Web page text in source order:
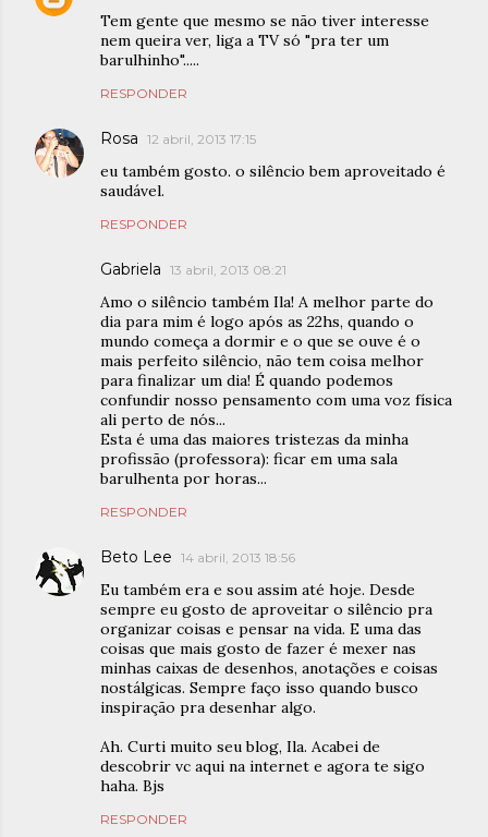
Tem gente que mesmo se não tiver interesse
nem queira ver, liga a TV só "pra ter um
barulhinho".....
RESPONDER
Rosa 12 abril, 2013 17:15
eu também gosto. o silêncio bem aproveitado é
saudável.
RESPONDER
Gabriela 13 abril, 2013 08:21
Amo o silêncio também Ila! A melhor parte do
dia para mim é logo após as 22hs, quando o
mundo começa a dormir e o que se ouve é o
mais perfeito silêncio, não tem coisa melhor
para finalizar um dia! É quando podemos
confundir nosso pensamento com uma voz física
ali perto de nós...
Esta é uma das maiores tristezas da minha
profissão (professora): ficar em uma sala
barulhenta por horas...
RESPONDER
Beto Lee 14 abril, 2013 18:56
Eu também era e sou assim até hoje. Desde
sempre eu gosto de aproveitar o silêncio pra
organizar coisas e pensar na vida. E uma das
coisas que mais gosto de fazer é mexer nas
minhas caixas de desenhos, anotações e coisas
nostálgicas. Sempre faço isso quando busco
inspiração pra desenhar algo.
Ah. Curti muito seu blog, Ila. Acabei de
descobrir vc aqui na internet e agora te sigo
haha. Bjs
RESPONDER